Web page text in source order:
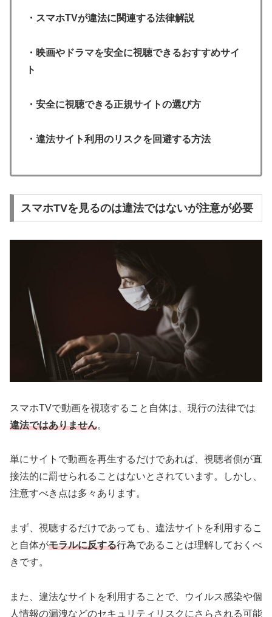
・スマホTVが違法に関連する法律解説
・映画やドラマを安全に視聴できるおすすめサイ
ト
・安全に視聴できる正規サイトの選び方
・違法サイト利用のリスクを回避する方法
スマホTVを見るのは違法ではないが注意が必要
スマホTVで動画を視聴すること自体は、現行の法律では
違法ではありません。
単にサイトで動画を再生するだけであれば、視聴者側が直
接法的に罰せられることはないとされています。しかし、
注意すべき点は多々あります。
まず、視聴するだけであっても、違法サイトを利用するこ
と自体がモラルに反する行為であることは理解しておくべ
きです。
また、違法なサイトを利用することで、ウイルス感染や個
人情報の漏洩などのセキュリティリスクにさらされる可能